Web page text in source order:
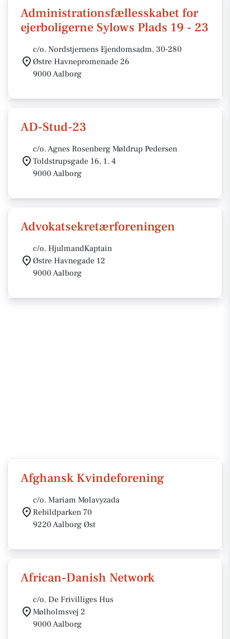
Administrationsfællesskabet for
ejerboligerne Sylows Plads 19 - 23
c/o. Nordstjernens Ejendomsadm. 30-280
Østre Havnepromenade 26
9000 Aalborg
AD-Stud-23
c/o. Agnes Rosenberg Møldrup Pedersen
Toldstrupsgade 16, 1. 4
9000 Aalborg
Advokatsekretærforeningen
c/o. HjulmandKaptain
Østre Havnegade 12
9000 Aalborg
Afghansk Kvindeforening
c/o. Mariam Molavyzada
Rebildparken 70
9220 Aalborg Øst
African-Danish Network
c/o. De Frivilliges Hus
Mølholmsvej 2
9000 Aalborg